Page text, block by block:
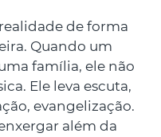
de forma
Quando um
família, ele não
Ele leva escuta,
evangelização.
além da